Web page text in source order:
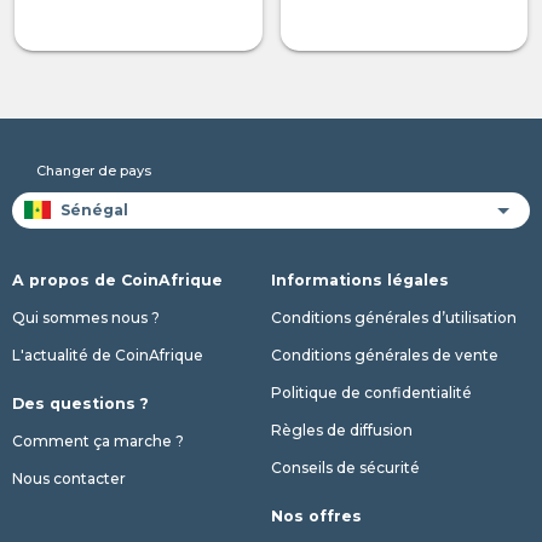
Changer de pays
A propos de CoinAfrique
Qui sommes nous ?
L'actualité de CoinAfrique
Des questions ?
Comment ça marche ?
Nous contacter
Informations légales
Conditions générales d’utilisation
Conditions générales de vente
Politique de confidentialité
Règles de diffusion
Conseils de sécurité
Nos offres